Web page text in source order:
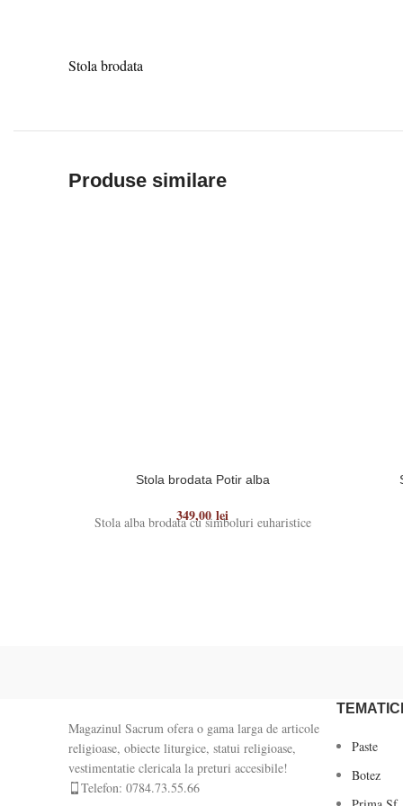
Stola brodata
Produse similare
Stola brodata Potir alba
349,00lei
Stola alba brodata cu simboluri euharistice
Magazinul Sacrum ofera o gama larga de articole
religioase, obiecte liturgice, statui religioase,
vestimentatie clericala la preturi accesibile!
Telefon: 0784.73.55.66
Paste
Botez